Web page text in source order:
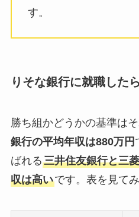
す。
りそな銀行に就職した
勝ち組かどうかの基準はそ
銀行の平均年収は880万円
ばれる三井住友銀行と三
収は高いです。表を見てみ